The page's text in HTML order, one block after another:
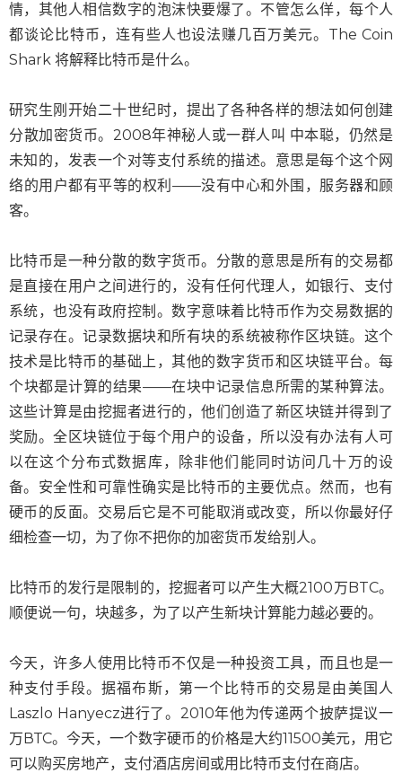
情，其他人相信数字的泡沫快要爆了。不管怎么佯，每个人
都谈论比特币，连有些人也设法赚几百万美元。 The Coin
Shark 将解释比特币是什么。
研究生刚开始二十世纪时，提出了各种各样的想法如何创建
分散加密货币。2008年神秘人或一群人叫 中本聪，仍然是
未知的，发表一个对等支付系统的描述。意思是每个这个网
络的用户都有平等的权利——没有中心和外围，服务器和顾
客。
比特币是一种分散的数字货币。分散的意思是所有的交易都
是直接在用户之间进行的，没有任何代理人，如银行、支付
系统，也没有政府控制。数字意味着比特币作为交易数据的
记录存在。记录数据块和所有块的系统被称作区块链。这个
技术是比特币的基础上，其他的数字货币和区块链平台。每
个块都是计算的结果——在块中记录信息所需的某种算法。
这些计算是由挖掘者进行的，他们创造了新区块链并得到了
奖励。全区块链位于每个用户的设备，所以没有办法有人可
以在这个分布式数据库，除非他们能同时访问几十万的设
备。安全性和可靠性确实是比特币的主要优点。然而，也有
硬币的反面。交易后它是不可能取消或改变，所以你最好仔
细检查一切，为了你不把你的加密货币发给别人。
比特币的发行是限制的，挖掘者可以产生大概2100万BTC。
顺便说一句，块越多，为了以产生新块计算能力越必要的。
今天，许多人使用比特币不仅是一种投资工具，而且也是一
种支付手段。据福布斯，第一个比特币的交易是由美国人
Laszlo Hanyecz进行了。2010年他为传递两个披萨提议一
万ВТС。今天，一个数字硬币的价格是大约11500美元，用它
可以购买房地产，支付酒店房间或用比特币支付在商店。